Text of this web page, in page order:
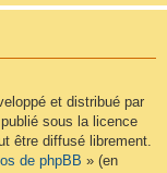
et distribué par
sous la licence
être diffusé librement.
de phpBB » (en